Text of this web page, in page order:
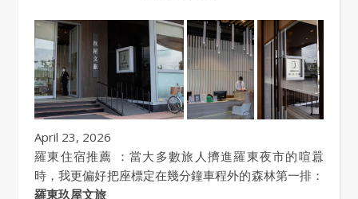
April 23, 2026
羅東住宿推薦 ：當大多數旅人擠進羅東夜市的喧囂
時，我更偏好把座標定在幾分鐘車程外的森林第一排：
羅東玖屋文旅